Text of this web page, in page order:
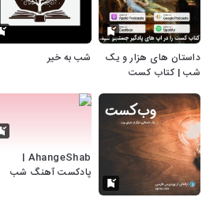
داستان های هزار و یک
شب | کتاب کست
شب به خیر
AhangeShab |
پادکست آهنگ شب